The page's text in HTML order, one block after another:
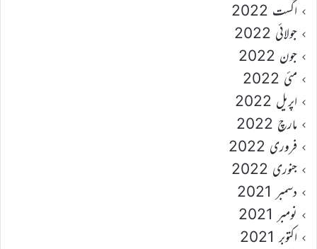
اگست 2022
جولائی 2022
جون 2022
مئی 2022
اپریل 2022
مارچ 2022
فروری 2022
جنوری 2022
دسمبر 2021
نومبر 2021
اکتوبر 2021